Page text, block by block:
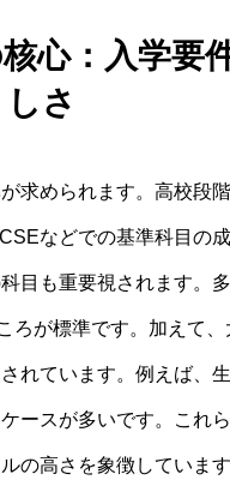
心：入学要
しさ
求められます。高校段
などでの基準科目の
目も重要視されます。
ろが標準です。加えて
れています。例えば、
ースが多いです。これ
の高さを象徴しています